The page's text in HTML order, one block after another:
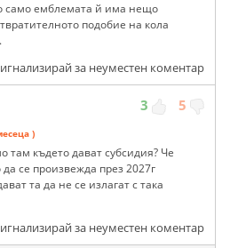
само емблемата й има нещо
подобие на кола
за неуместен коментар
3 5
)
там където дават субсидия? Че
се произвежда през 2027г
та да не се излагат с така
за неуместен коментар